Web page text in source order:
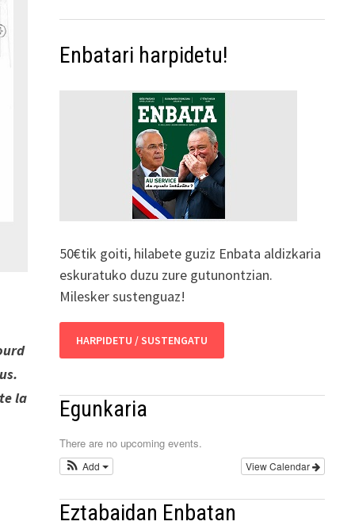
la
Enbatari harpidetu!
50€tik goiti, hilabete guziz Enbata aldizkaria
eskuratuko duzu zure gutunontzian.
Milesker sustenguaz!
HARPIDETU / SUSTENGATU
Egunkaria
There are no upcoming events.
View Calendar
Add
Eztabaidan Enbatan